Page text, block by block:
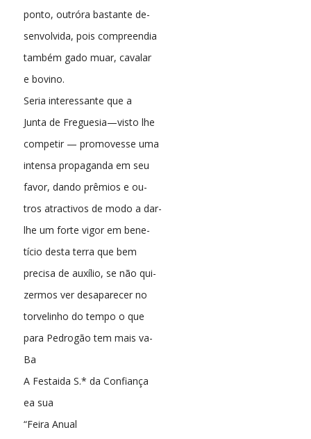
ponto, outróra bastante de-
senvolvida, pois compreendia
também gado muar, cavalar
e bovino.
Seria interessante que a
Junta de Freguesia—visto lhe
competir — promovesse uma
intensa propaganda em seu
favor, dando prêmios e ou-
tros atractivos de modo a dar-
lhe um forte vigor em bene-
tício desta terra que bem
precisa de auxílio, se não qui-
zermos ver desaparecer no
torvelinho do tempo o que
para Pedrogão tem mais va-
Ba
A Festaida S.* da Confiança
ea sua
“Feira Anual